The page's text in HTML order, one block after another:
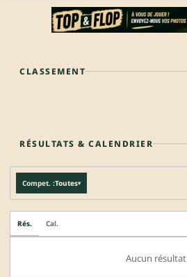
CLASSEMENT
RÉSULTATS & CALENDRIER
Compet. :Toutes▾
Rés. Cal.
Aucun résultat